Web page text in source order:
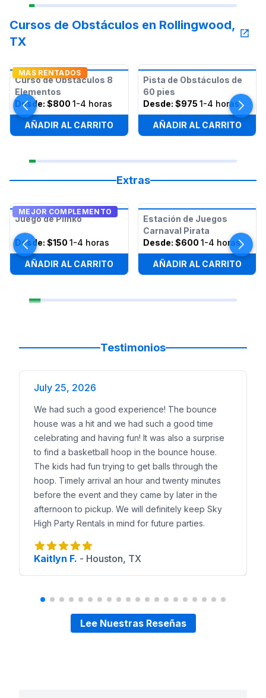
Cursos de Obstáculos en Rollingwood,
TX
MAS RENTADOS
Curso de Obstáculos 8
Elementos
Desde: $800 1-4 horas
AÑADIR AL CARRITO
Pista de Obstáculos de
60 pies
Desde: $975 1-4 horas
AÑADIR AL CARRITO
Extras
MEJOR COMPLEMENTO
Juego de Plinko
Desde: $150 1-4 horas
AÑADIR AL CARRITO
Estación de Juegos
Carnaval Pirata
Desde: $600 1-4 horas
AÑADIR AL CARRITO
Testimonios
July 25, 2026
We had such a good experience! The bounce
house was a hit and we had such a good time
celebrating and having fun! It was also a surprise
to find a basketball hoop in the bounce house.
The kids had fun trying to get balls through the
hoop. Timely arrival an hour and twenty minutes
before the event and they came by later in the
afternoon to pickup. We will definitely keep Sky
High Party Rentals in mind for future parties.
Kaitlyn F. - Houston, TX
Lee Nuestras Reseñas